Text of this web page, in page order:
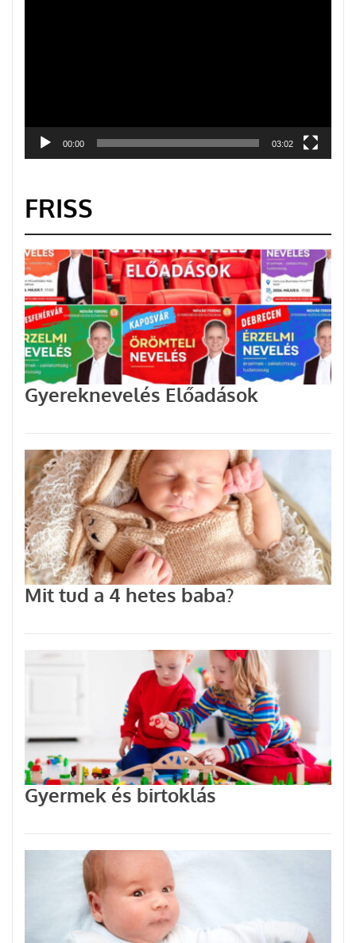
00:00 03:02
FRISS
Gyereknevelés Előadások
Mit tud a 4 hetes baba?
Gyermek és birtoklás